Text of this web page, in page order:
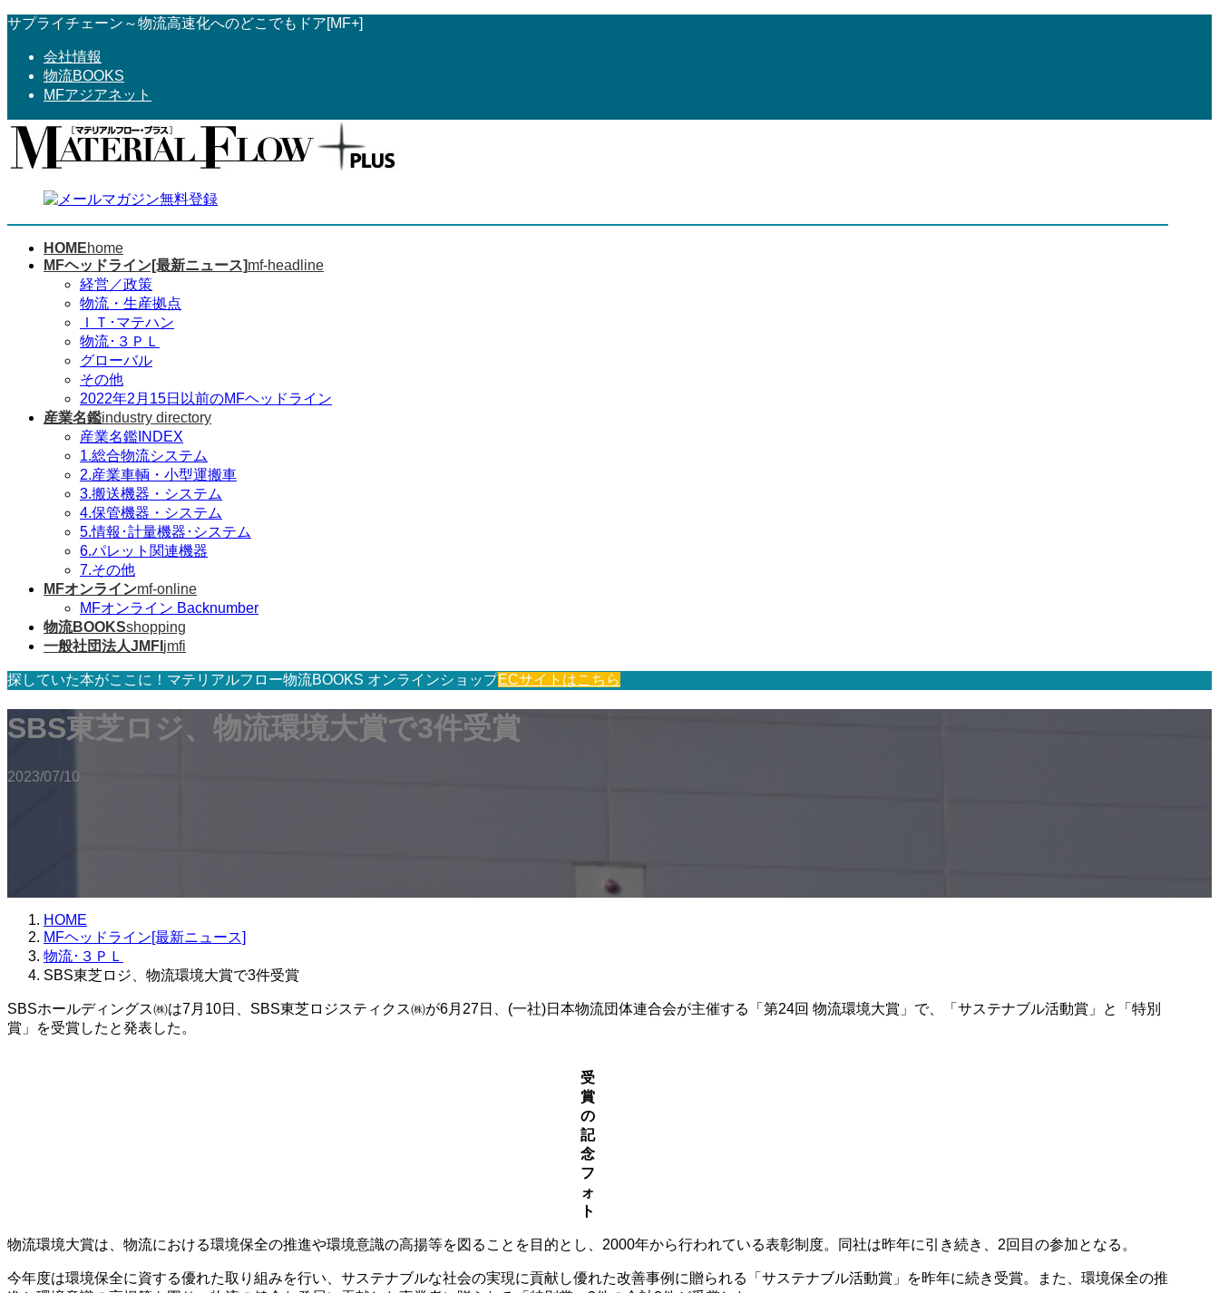
コ
へ
ス
ナ
ョ
ン
サプライチェーン～物流高速化へのどこでもドア[MF+]
会社情報
物流BOOKS
MFアジアネット
HOMEhome
MFヘッドライン[最新ニュース]mf-headline
経営／政策
物流・生産拠点
ＩＴ･マテハン
物流･３ＰＬ
グローバル
その他
2022年2月15日以前のMFヘッドライン
産業名鑑industry directory
産業名鑑INDEX
1.総合物流システム
2.産業車輌・小型運搬車
3.搬送機器・システム
4.保管機器・システム
5.情報･計量機器･システム
6.パレット関連機器
7.その他
MFオンラインmf-online
MFオンライン Backnumber
物流BOOKSshopping
一般社団法人JMFI jmfi
探していた本がここに！マテリアルフロー物流BOOKS オンラインショップECサイトはこちら
SBS東芝ロジ、物流環境大賞で3件受賞
2023/07/10
HOME
MFヘッドライン[最新ニュース]
物流･３ＰＬ
SBS東芝ロジ、物流環境大賞で3件受賞
SBSホールディングス㈱は7月10日、SBS東芝ロジスティクス㈱が6月27日、(一社)日本物流団体連合会が主催する「第24回 物流環境大賞」で、「サステナブル活動賞」と「特別
賞」を受賞したと発表した。
受
賞
の
記
念
フ
ォ
ト
物流環境大賞は、物流における環境保全の推進や環境意識の高揚等を図ることを目的とし、2000年から行われている表彰制度。同社は昨年に引き続き、2回目の参加となる。
今年度は環境保全に資する優れた取り組みを行い、サステナブルな社会の実現に貢献し優れた改善事例に贈られる「サステナブル活動賞」を昨年に続き受賞。また、環境保全の推